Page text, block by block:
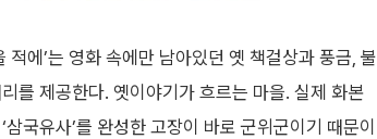
에’는 영화 속에만 남아있던 옛 책걸상과 풍금, 불
를 제공한다. 옛이야기가 흐르는 마을. 실제 화본
국유사’를 완성한 고장이 바로 군위군이기 때문이